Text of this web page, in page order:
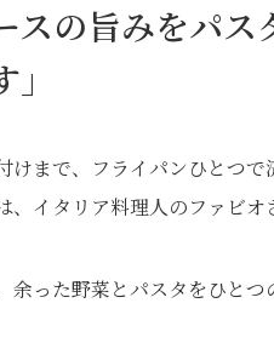
スの旨みをパ
けまで、フライパンひとつ
、イタリア料理人のファビオ
余った野菜とパスタをひと